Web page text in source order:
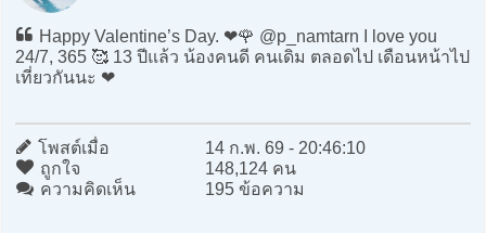
Happy Valentine’s Day. ❤️🌹 @p_namtarn I love you
24/7, 365 🥰 13 ปีแล้ว น้องคนดี คนเดิม ตลอดไป เดือนหน้าไป
เที่ยวกันนะ ❤️
โพสต์เมื่อ
14 ก.พ. 69 - 20:46:10
ถูกใจ
148,124 คน
ความคิดเห็น
195 ข้อความ